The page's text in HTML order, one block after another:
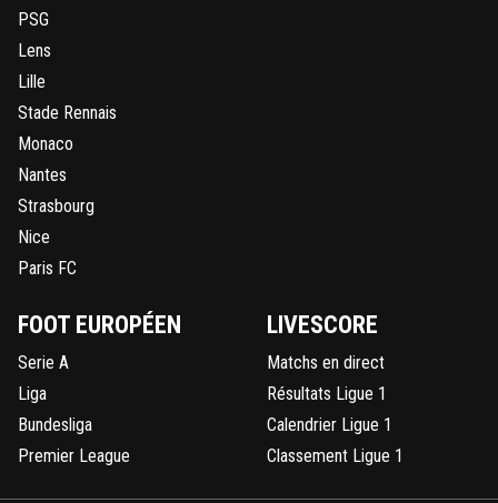
PSG
Lens
Lille
Stade Rennais
Monaco
Nantes
Strasbourg
Nice
Paris FC
FOOT EUROPÉEN
Serie A
Liga
Bundesliga
Premier League
LIVESCORE
Matchs en direct
Résultats Ligue 1
Calendrier Ligue 1
Classement Ligue 1